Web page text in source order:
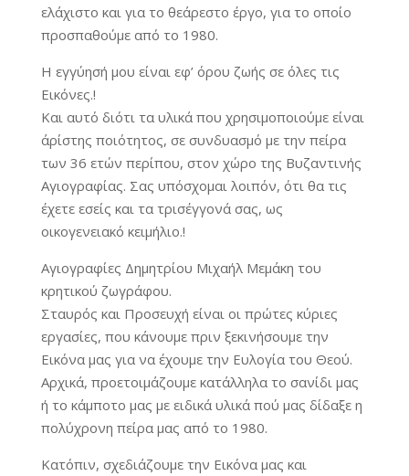
ελάχιστο και για το θεάρεστο έργο, για το οποίο
προσπαθούμε από το 1980.
Η εγγύησή μου είναι εφ’ όρου ζωής σε όλες τις
Εικόνες.!
Και αυτό διότι τα υλικά που χρησιμοποιούμε είναι
άρίστης ποιότητος, σε συνδυασμό με την πείρα
των 36 ετών περίπου, στον χώρο της Βυζαντινής
Αγιογραφίας. Σας υπόσχομαι λοιπόν, ότι θα τις
έχετε εσείς και τα τρισέγγονά σας, ως
οικογενειακό κειμήλιο.!
Αγιογραφίες Δημητρίου Μιχαήλ Μεμάκη του
κρητικού ζωγράφου.
Σταυρός και Προσευχή είναι οι πρώτες κύριες
εργασίες, που κάνουμε πριν ξεκινήσουμε την
Εικόνα μας για να έχουμε την Ευλογία του Θεού.
Αρχικά, προετοιμάζουμε κατάλληλα το σανίδι μας
ή το κάμποτο μας με ειδικά υλικά πού μας δίδαξε η
πολύχρονη πείρα μας από το 1980.
Κατόπιν, σχεδιάζουμε την Εικόνα μας και